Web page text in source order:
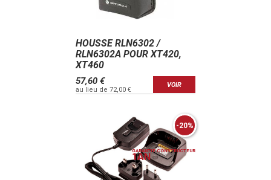
HOUSSE RLN6302 /
RLN6302A POUR XT420,
XT460
57,60 €
au lieu de 72,00 €
VOIR
-20%
GARANTIE CONSTRUCTEUR
1AN